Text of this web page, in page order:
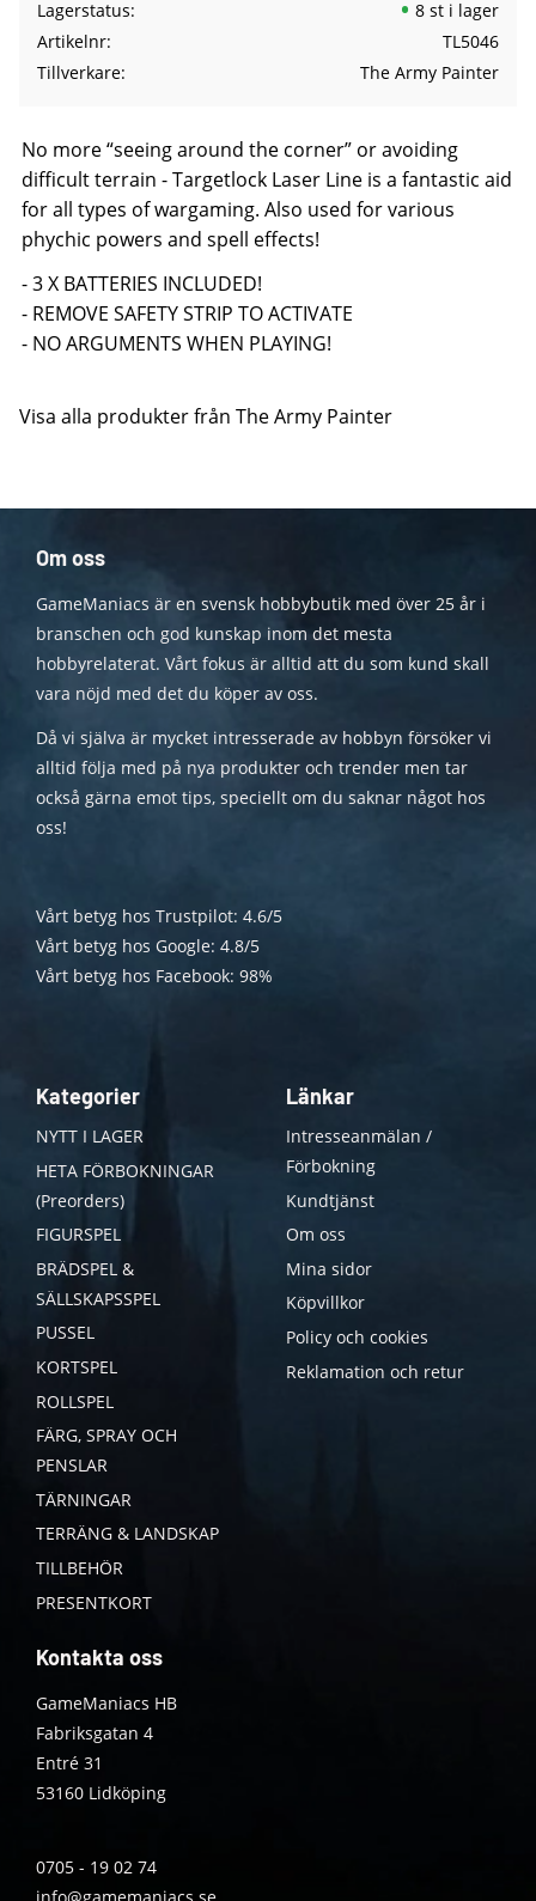
Lagerstatus
8 st i lager
Artikelnr
TL5046
Tillverkare
The Army Painter
No more “seeing around the corner” or avoiding
difficult terrain - Targetlock Laser Line is a fantastic aid
for all types of wargaming. Also used for various
phychic powers and spell effects!
- 3 X BATTERIES INCLUDED!
- REMOVE SAFETY STRIP TO ACTIVATE
- NO ARGUMENTS WHEN PLAYING!
Visa alla produkter från The Army Painter
Om oss
GameManiacs är en svensk hobbybutik med över 25 år i
branschen och god kunskap inom det mesta
hobbyrelaterat. Vårt fokus är alltid att du som kund skall
vara nöjd med det du köper av oss.
Då vi själva är mycket intresserade av hobbyn försöker vi
alltid följa med på nya produkter och trender men tar
också gärna emot tips, speciellt om du saknar något hos
oss!
Vårt betyg hos Trustpilot: 4.6/5
Vårt betyg hos Google: 4.8/5
Vårt betyg hos Facebook: 98%
Kategorier
NYTT I LAGER
HETA FÖRBOKNINGAR
(Preorders)
FIGURSPEL
BRÄDSPEL &
SÄLLSKAPSSPEL
PUSSEL
KORTSPEL
ROLLSPEL
FÄRG, SPRAY OCH
PENSLAR
TÄRNINGAR
TERRÄNG & LANDSKAP
TILLBEHÖR
PRESENTKORT
Länkar
Intresseanmälan /
Förbokning
Kundtjänst
Om oss
Mina sidor
Köpvillkor
Policy och cookies
Reklamation och retur
Kontakta oss
GameManiacs HB
Fabriksgatan 4
Entré 31
53160 Lidköping
0705 - 19 02 74
info@gamemaniacs.se